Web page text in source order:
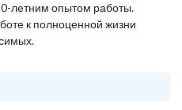
летним опытом работы.
к полноценной жизни